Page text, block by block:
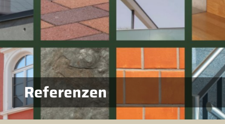
Referenzen